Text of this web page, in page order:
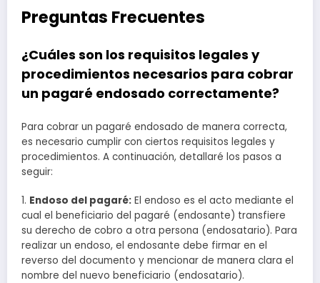
Preguntas Frecuentes
¿Cuáles son los requisitos legales y
procedimientos necesarios para cobrar
un pagaré endosado correctamente?
Para cobrar un pagaré endosado de manera correcta,
es necesario cumplir con ciertos requisitos legales y
procedimientos. A continuación, detallaré los pasos a
seguir:
1. Endoso del pagaré: El endoso es el acto mediante el
cual el beneficiario del pagaré (endosante) transfiere
su derecho de cobro a otra persona (endosatario). Para
realizar un endoso, el endosante debe firmar en el
reverso del documento y mencionar de manera clara el
nombre del nuevo beneficiario (endosatario).